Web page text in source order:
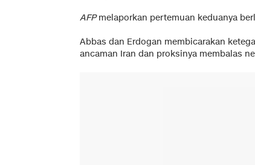
AFPmelaporkan pertemuan keduanya
Abbas dan Erdogan membicarakan
ancaman Iran dan proksinya membalas